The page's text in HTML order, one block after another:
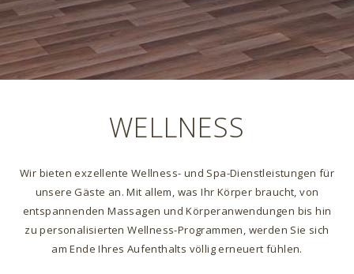
WELLNESS
Wir bieten exzellente Wellness- und Spa-Dienstleistungen für
unsere Gäste an. Mit allem, was Ihr Körper braucht, von
entspannenden Massagen und Körperanwendungen bis hin
zu personalisierten Wellness-Programmen, werden Sie sich
am Ende Ihres Aufenthalts völlig erneuert fühlen.